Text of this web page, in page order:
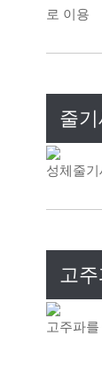
로 이용
줄
성체줄
고
고주파